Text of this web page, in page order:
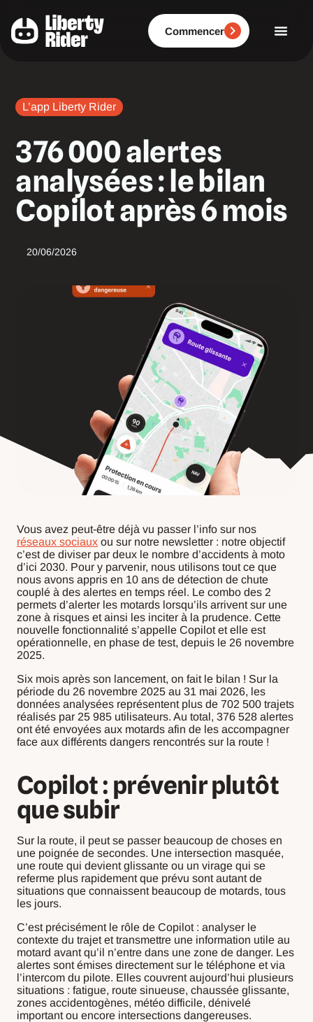
contenu
Commencer
L’app Liberty Rider
376 000 alertes
analysées : le bilan
Copilot après 6 mois
20/06/2026
Vous avez peut-être déjà vu passer l’info sur nos
réseaux sociaux ou sur notre newsletter : notre objectif
c’est de diviser par deux le nombre d’accidents à moto
d’ici 2030. Pour y parvenir, nous utilisons tout ce que
nous avons appris en 10 ans de détection de chute
couplé à des alertes en temps réel. Le combo des 2
permets d’alerter les motards lorsqu’ils arrivent sur une
zone à risques et ainsi les inciter à la prudence. Cette
nouvelle fonctionnalité s’appelle Copilot et elle est
opérationnelle, en phase de test, depuis le 26 novembre
2025.
Six mois après son lancement, on fait le bilan ! Sur la
période du 26 novembre 2025 au 31 mai 2026, les
données analysées représentent plus de 702 500 trajets
réalisés par 25 985 utilisateurs. Au total, 376 528 alertes
ont été envoyées aux motards afin de les accompagner
face aux différents dangers rencontrés sur la route !
Copilot : prévenir plutôt
que subir
Sur la route, il peut se passer beaucoup de choses en
une poignée de secondes. Une intersection masquée,
une route qui devient glissante ou un virage qui se
referme plus rapidement que prévu sont autant de
situations que connaissent beaucoup de motards, tous
les jours.
C’est précisément le rôle de Copilot : analyser le
contexte du trajet et transmettre une information utile au
motard avant qu’il n’entre dans une zone de danger. Les
alertes sont émises directement sur le téléphone et via
l’intercom du pilote. Elles couvrent aujourd’hui plusieurs
situations : fatigue, route sinueuse, chaussée glissante,
zones accidentogènes, météo difficile, dénivelé
important ou encore intersections dangereuses.